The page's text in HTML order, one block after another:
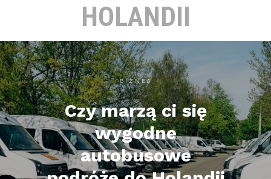
HOLANDII
BIZNES
Czy marzą ci się
wygodne
autobusowe